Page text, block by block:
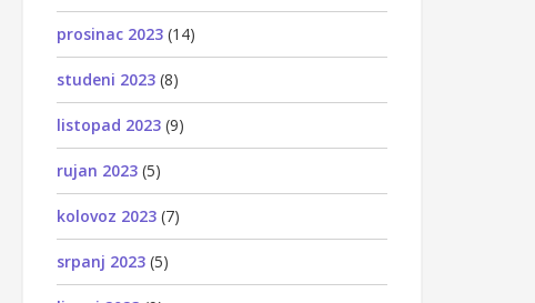
prosinac 2023 (14)
studeni 2023 (8)
listopad 2023 (9)
rujan 2023 (5)
kolovoz 2023 (7)
srpanj 2023 (5)